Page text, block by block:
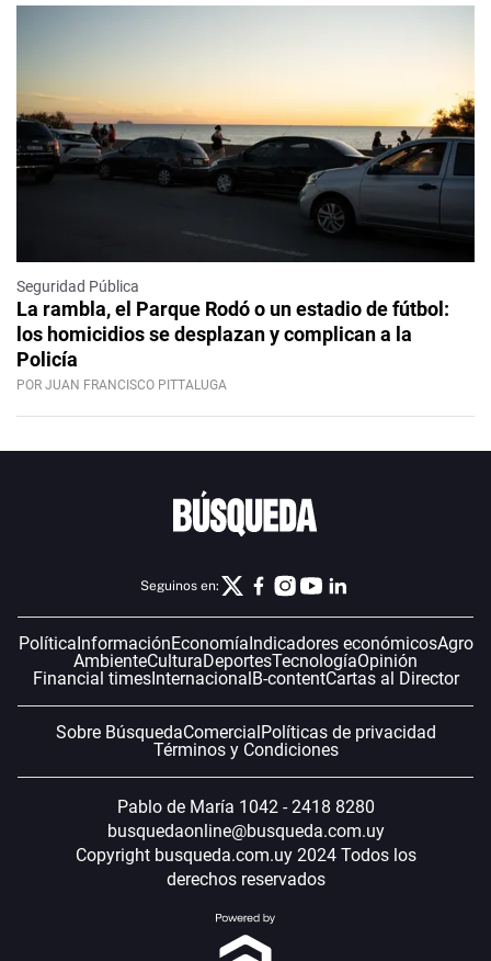
Seguridad Pública
La rambla, el Parque Rodó o un estadio de fútbol:
los homicidios se desplazan y complican a la
Policía
POR JUAN FRANCISCO PITTALUGA
Seguinos en:
PolíticaInformaciónEconomíaIndicadores económicosAgro
AmbienteCulturaDeportesTecnologíaOpinión
Financial timesInternacionalB-contentCartas al Director
Sobre BúsquedaComercialPolíticas de privacidad
Términos y Condiciones
Pablo de María 1042 - 2418 8280
busquedaonline@busqueda.com.uy
Copyright busqueda.com.uy 2024 Todos los
derechos reservados